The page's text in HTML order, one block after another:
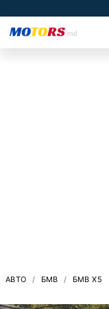
АВТО БМВ БМВ X5